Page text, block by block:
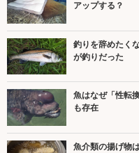
アップする？
釣りを辞めたく
が釣りだった
魚はなぜ「性転
も存在
魚介類の揚げ物